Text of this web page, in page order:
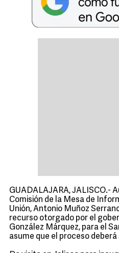
GUADALAJARA, JALISCO.-
Comisión de la Mesa de
Unión, Antonio Muñoz
recurso otorgado por el
González Márquez, para el
asume que el proceso